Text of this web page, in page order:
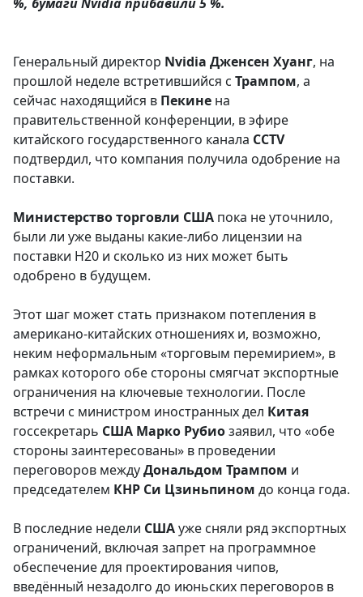
Генеральный директор Nvidia Дженсен Хуанг, на
прошлой неделе встретившийся с Трампом, а
сейчас находящийся в Пекине на
правительственной конференции, в эфире
китайского государственного канала CCTV
подтвердил, что компания получила одобрение на
поставки.
Министерство торговли США пока не уточнило,
были ли уже выданы какие-либо лицензии на
поставки H20 и сколько из них может быть
одобрено в будущем.
Этот шаг может стать признаком потепления в
американо-китайских отношениях и, возможно,
неким неформальным «торговым перемирием», в
рамках которого обе стороны смягчат экспортные
ограничения на ключевые технологии. После
встречи с министром иностранных дел Китая
госсекретарь США Марко Рубиозаявил, что «обе
стороны заинтересованы» в проведении
переговоров междуДональдом Трампом и
председателем КНР Си Цзиньпином до конца года.
В последние недели СШАуже сняли ряд экспортных
ограничений, включая запрет на программное
обеспечение для проектирования чипов,
введённый незадолго до июньских переговоров в